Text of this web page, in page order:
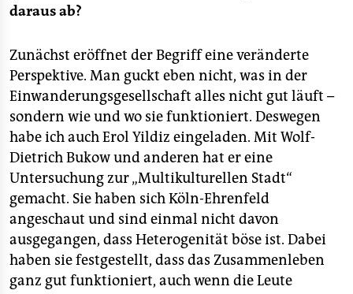
daraus ab?
Zunächst eröffnet der Begriff eine veränderte
Perspektive. Man guckt eben nicht, was in der
Einwanderungsgesellschaft alles nicht gut läuft –
sondern wie und wo sie funktioniert. Deswegen
habe ich auch Erol Yildiz eingeladen. Mit Wolf-
Dietrich Bukow und anderen hat er eine
Untersuchung zur „Multikulturellen Stadt“
gemacht. Sie haben sich Köln-Ehrenfeld
angeschaut und sind einmal nicht davon
ausgegangen, dass Heterogenität böse ist. Dabei
haben sie festgestellt, dass das Zusammenleben
ganz gut funktioniert, auch wenn die Leute